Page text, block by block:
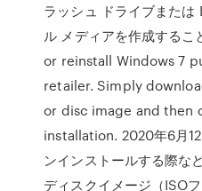
ラッシュ ドライブまた
ル メディアを作成する
or reinstall Windows 7
retailer. Simply
or disc image and then
installation. 2020年6月
ンインストールする際な
ディスクイメージ（ISO